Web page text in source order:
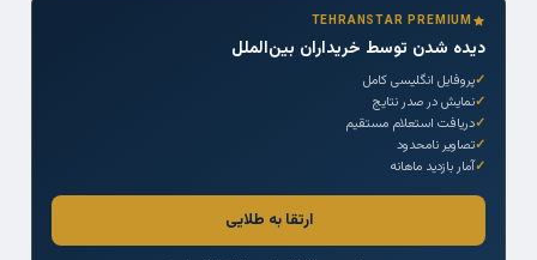
TEHRANSTAR PREMIUM
دیده شدن توسط خریداران بین‌الملل
پروفایل انگلیسی کامل
نمایش در صدر نتایج
دریافت استعلام مستقیم
تصاویر نامحدود
آمار بازدید ماهانه
ارتقا به طلایی